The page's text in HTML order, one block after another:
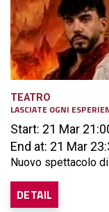
TEATRO
LASCIATE OGNI
Start: 21 Mar
End at: 21 Mar
Nuovo spettacolo
DETAIL